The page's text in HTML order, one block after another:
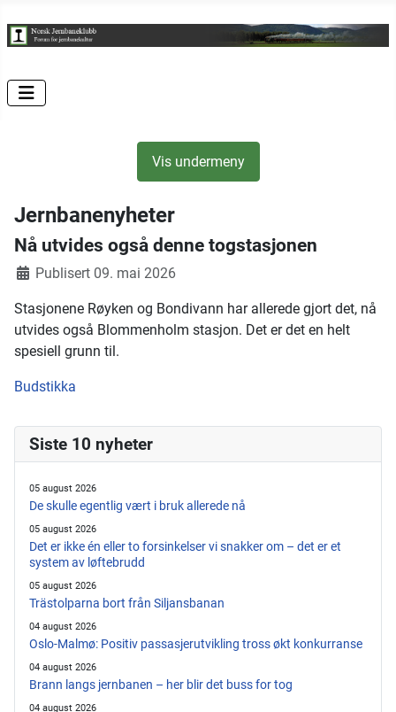
Vis undermeny
Jernbanenyheter
Nå utvides også denne togstasjonen
Publisert 09. mai 2026
Stasjonene Røyken og Bondivann har allerede gjort det, nå
utvides også Blommenholm stasjon. Det er det en helt
spesiell grunn til.
Budstikka
Siste 10 nyheter
05 august 2026
De skulle egentlig vært i bruk allerede nå
05 august 2026
Det er ikke én eller to forsinkelser vi snakker om – det er et
system av løftebrudd
05 august 2026
Trästolparna bort från Siljansbanan
04 august 2026
Oslo-Malmø: Positiv passasjerutvikling tross økt konkurranse
04 august 2026
Brann langs jernbanen – her blir det buss for tog
04 august 2026